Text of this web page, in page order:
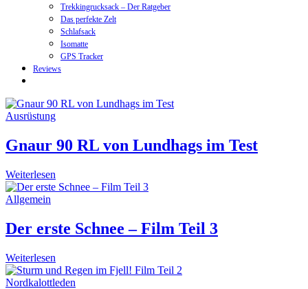
Trekkingrucksack – Der Ratgeber
Das perfekte Zelt
Schlafsack
Isomatte
GPS Tracker
Reviews
Ausrüstung
Gnaur 90 RL von Lundhags im Test
Weiterlesen
Allgemein
Der erste Schnee – Film Teil 3
Weiterlesen
Nordkalottleden